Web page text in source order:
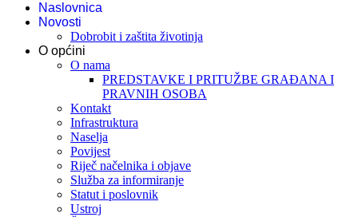
Naslovnica
Novosti
Dobrobit i zaštita životinja
O općini
O nama
PREDSTAVKE I PRITUŽBE GRAĐANA I
PRAVNIH OSOBA
Kontakt
Infrastruktura
Naselja
Povijest
Riječ načelnika i objave
Služba za informiranje
Statut i poslovnik
Ustroj